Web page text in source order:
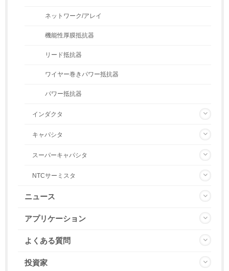
ネットワーク/アレイ
機能性厚膜抵抗器
リード抵抗器
ワイヤー巻きパワー抵抗器
パワー抵抗器
インダクタ
キャパシタ
スーパーキャパシタ
NTCサーミスタ
ニュース
アプリケーション
よくある質問
投資家